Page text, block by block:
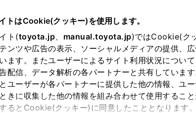
トはCookie(クッキー)を使用します。
ト(toyota.jp、 manual.toyota.jp)ではCookie(ク
ンツや広告の表示、ソーシャルメディアの提供、
ます。またユーザーによるサイト利用状況につい
配信、データ解析の各パートナーと共有していま
ユーザーが各パートナーに提供した他の情報、ユ
きに収集した他の情報を組み合わせて使用するこ
るとCookie(クッキー)に同意したこととなります。
クス
3つの買い方 オンライン購入お気に入り 保存した見積り